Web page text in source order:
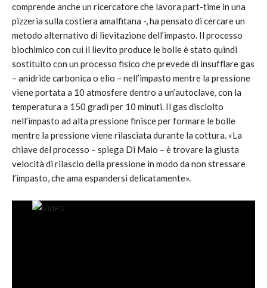
comprende anche un ricercatore che lavora part-time in una
pizzeria sulla costiera amalfitana -, ha pensato di cercare un
metodo alternativo di lievitazione dell’impasto. Il processo
biochimico con cui il lievito produce le bolle è stato quindi
sostituito con un processo fisico che prevede di insufflare gas
– anidride carbonica o elio – nell’impasto mentre la pressione
viene portata a 10 atmosfere dentro a un’autoclave, con la
temperatura a 150 gradi per 10 minuti. Il gas disciolto
nell’impasto ad alta pressione finisce per formare le bolle
mentre la pressione viene rilasciata durante la cottura. «La
chiave del processo – spiega Di Maio – è trovare la giusta
velocità di rilascio della pressione in modo da non stressare
l’impasto, che ama espandersi delicatamente».